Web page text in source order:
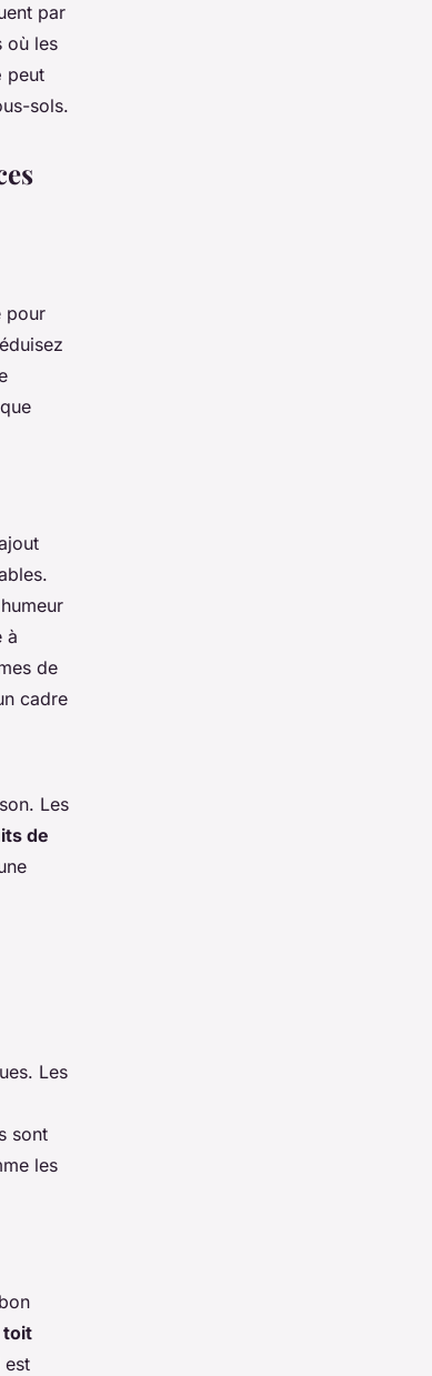
par
où les
peut
sols.
pour
à
de
cadre
Les
de
Les
sont
les
toit
est